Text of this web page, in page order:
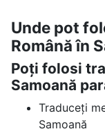
Unde pot
Română în
Poți folosi
Samoană
Traduceți
Samoană